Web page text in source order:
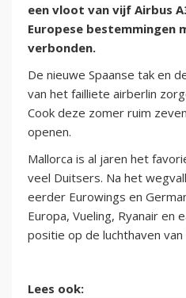
een vloot van vijf Airbus
Europese bestemmingen
verbonden.
De nieuwe Spaanse tak en
van het failliete airberlin
Cook deze zomer ruim
openen.
Mallorca is al jaren het
veel Duitsers. Na het
eerder Eurowings en
Europa, Vueling, Ryanair en
positie op de luchthaven van
Lees ook: